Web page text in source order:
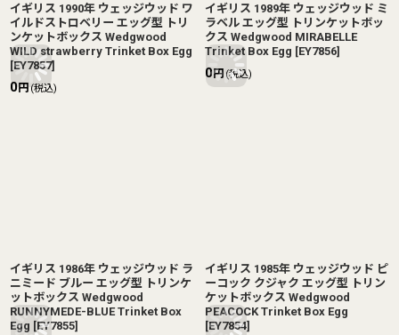
イギリス 1990年 ウェッジウッド ワ
イルドストロベリー エッグ型 トリ
ンケットボックス Wedgwood
WILD strawberry Trinket Box Egg
[EY7857]
0円(税込)
イギリス 1989年 ウェッジウッド ミ
ラベル エッグ型 トリンケットボッ
クス Wedgwood MIRABELLE
Trinket Box Egg [EY7856]
0円 (税込)
イギリス 1986年 ウェッジウッド ラ
ニミード ブルー エッグ型 トリンケ
ットボックス Wedgwood
RUNNYMEDE-BLUE Trinket Box
Egg [EY7855]
イギリス 1985年 ウェッジウッド ピ
ーコック クジャク エッグ型 トリン
ケットボックス Wedgwood
PEACOCK Trinket Box Egg
[EY7854]